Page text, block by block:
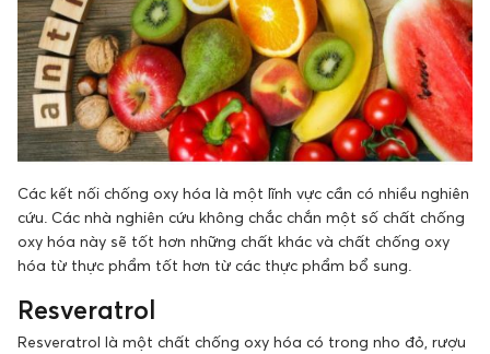
Các kết nối chống oxy hóa là một lĩnh vực cần có nhiều nghiên
cứu. Các nhà nghiên cứu không chắc chắn một số chất chống
oxy hóa này sẽ tốt hơn những chất khác và chất chống oxy
hóa từ thực phẩm tốt hơn từ các thực phẩm bổ sung.
Resveratrol
Resveratrol là một chất chống oxy hóa có trong nho đỏ, rượu